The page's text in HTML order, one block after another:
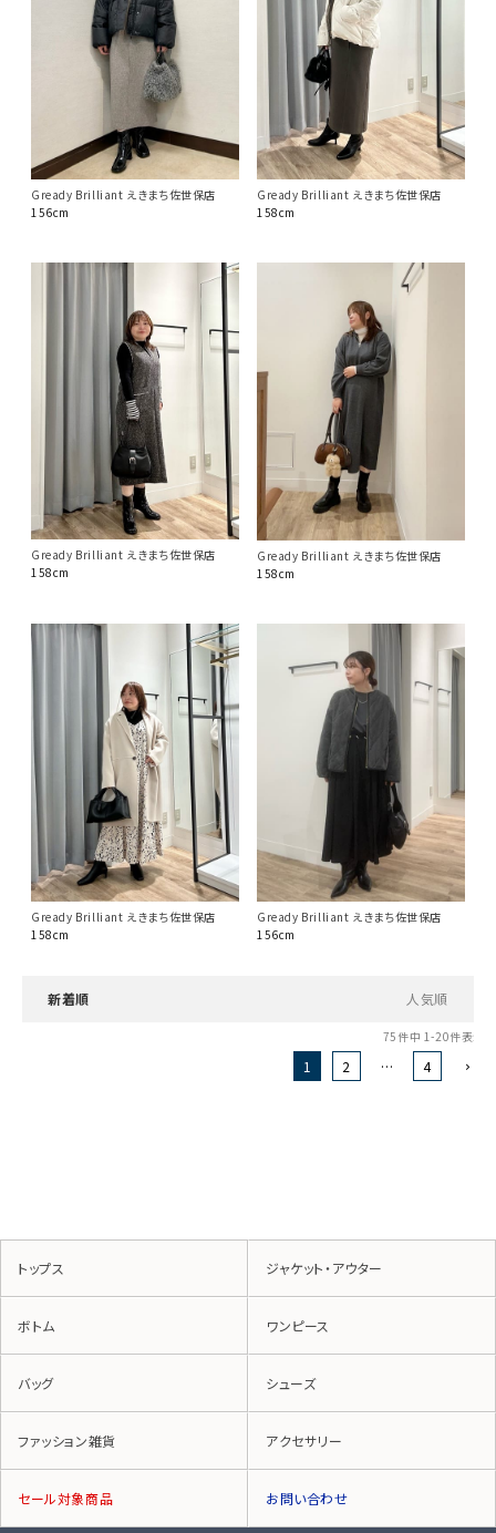
Gready Brilliant えきまち佐世保店
156cm
Gready Brilliant えきまち佐世保店
158cm
Gready Brilliant えきまち佐世保店
158cm
Gready Brilliant えきまち佐世保店
158cm
Gready Brilliant えきまち佐世保店
158cm
Gready Brilliant えきまち佐世保店
156cm
新着順 人気順
75 件中 1-20件表示
1 2 … 4
トップス ジャケット・アウター
ボトム ワンピース
バッグ シューズ
ファッション雑貨 アクセサリー
セール対象商品 お問い合わせ